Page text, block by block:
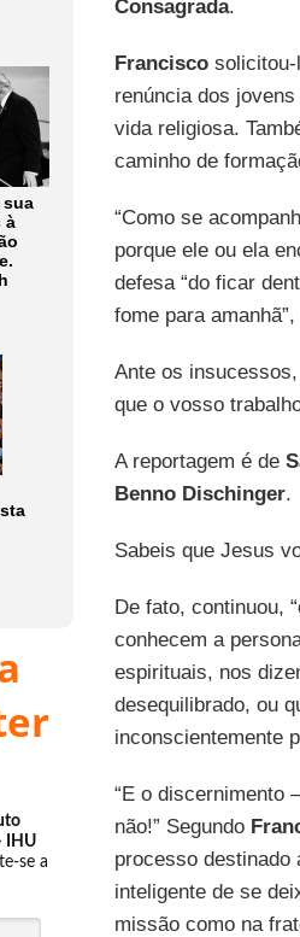
sua
à
IHU
se a
Consagrada.
Franciscosolicitou-
renúncia dos
vida religiosa.
caminho de
“Como se
porque ele ou ela
defesa “do ficar
fome para
Ante os
que o vosso
A reportagem é de
Benno Dischinger.
Sabeis que Jesus
De fato, continuou,
conhecem a
espirituais, nos
desequilibrado, ou
inconscientemente
“E o discernimento
não!” Segundo
processo destinado
inteligente de se
missão como na